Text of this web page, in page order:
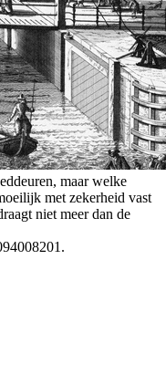
maar welke
met zekerheid vast
niet meer dan de